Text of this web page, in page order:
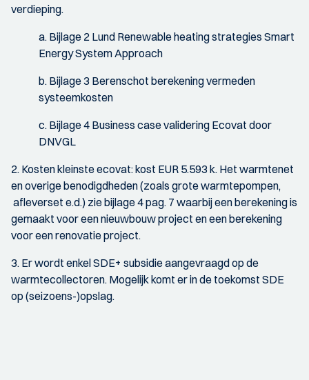
verdieping.
a. Bijlage 2 Lund Renewable heating strategies Smart
Energy System Approach
b. Bijlage 3 Berenschot berekening vermeden
systeemkosten
c. Bijlage 4 Business case validering Ecovat door
DNVGL
2. Kosten kleinste ecovat: kost EUR 5.593 k. Het warmtenet
en overige benodigdheden (zoals grote warmtepompen,
afleverset e.d.) zie bijlage 4 pag. 7 waarbij een berekening is
gemaakt voor een nieuwbouw project en een berekening
voor een renovatie project.
3. Er wordt enkel SDE+ subsidie aangevraagd op de
warmtecollectoren. Mogelijk komt er in de toekomst SDE
op (seizoens-)opslag.